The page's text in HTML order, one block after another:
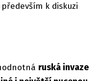
k diskuzi
ruská invaze